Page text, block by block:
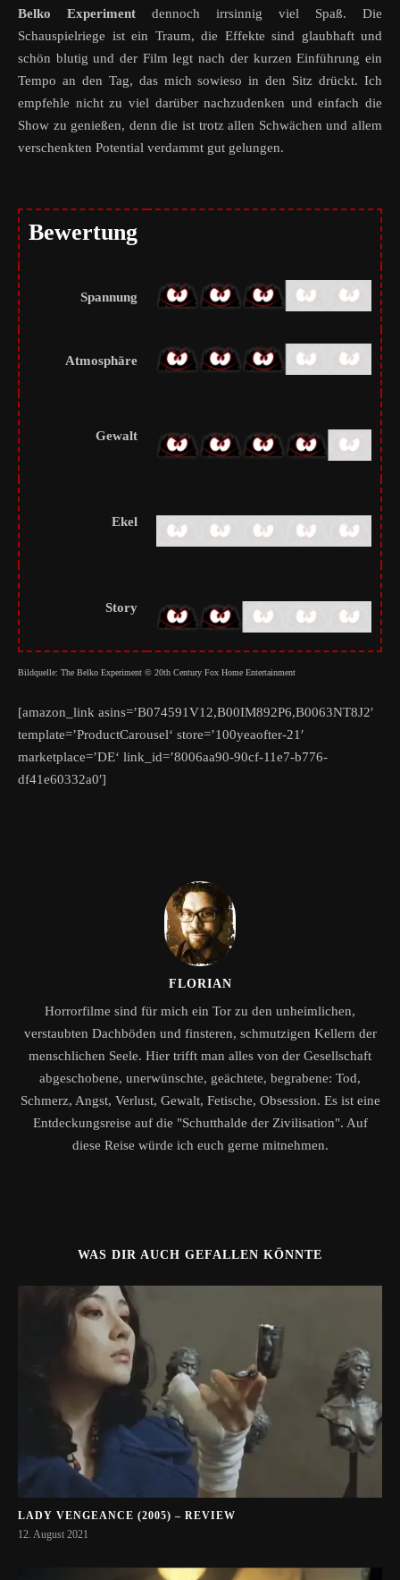
Belko Experiment dennoch irrsinnig viel Spaß. Die
Schauspielriege ist ein Traum, die Effekte sind glaubhaft und
schön blutig und der Film legt nach der kurzen Einführung ein
Tempo an den Tag, das mich sowieso in den Sitz drückt. Ich
empfehle nicht zu viel darüber nachzudenken und einfach die
Show zu genießen, denn die ist trotz allen Schwächen und allem
verschenkten Potential verdammt gut gelungen.
Bewertung
Spannung
Atmosphäre
Gewalt
Ekel
Story
Bildquelle: The Belko Experiment © 20th Century Fox Home Entertainment
[amazon_link asins=’B074591V12,B00IM892P6,B0063NT8J2′
template=’ProductCarousel‘ store=’100yeaofter-21′
marketplace=’DE‘ link_id=’8006aa90-90cf-11e7-b776-
df41e60332a0′]
FLORIAN
Horrorfilme sind für mich ein Tor zu den unheimlichen,
verstaubten Dachböden und finsteren, schmutzigen Kellern der
menschlichen Seele. Hier trifft man alles von der Gesellschaft
abgeschobene, unerwünschte, geächtete, begrabene: Tod,
Schmerz, Angst, Verlust, Gewalt, Fetische, Obsession. Es ist eine
Entdeckungsreise auf die "Schutthalde der Zivilisation". Auf
diese Reise würde ich euch gerne mitnehmen.
WAS DIR AUCH GEFALLEN KÖNNTE
LADY VENGEANCE (2005) – REVIEW
12. August 2021